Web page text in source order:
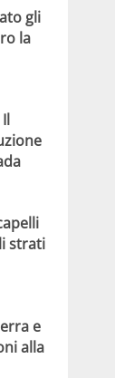
gli
la
strati
e
alla